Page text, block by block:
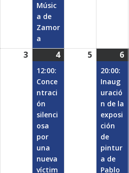
Músic
a de
Zamor
a
3 agosto
2026
4agosto
(1
12:00:
Conce
ntraci
ón
silenci
osa
por
una
nueva
víctim
5 agosto
2026
6
20:00:
Inaug
uració
n de la
exposi
ción
de
pintur
a de
Pablo